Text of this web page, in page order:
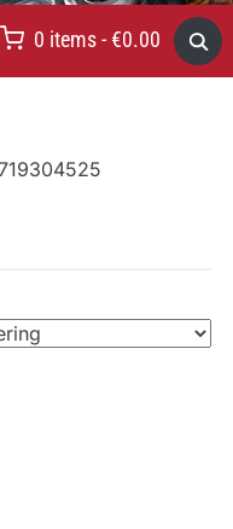
0 items - €0.00